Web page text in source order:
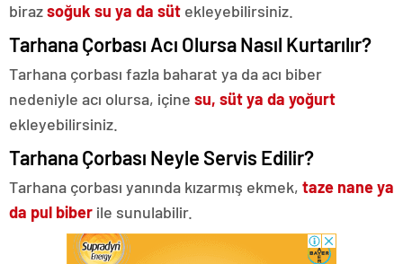
birazsoğuk su ya da süt ekleyebilirsiniz.
Tarhana Çorbası Acı Olursa Nasıl Kurtarılır?
Tarhana çorbası fazla baharat ya da acı biber
nedeniyle acı olursa, içine su, süt ya da yoğurt
ekleyebilirsiniz.
Tarhana Çorbası Neyle Servis Edilir?
Tarhana çorbası yanında kızarmış ekmek, taze nane ya
da pul biber ile sunulabilir.